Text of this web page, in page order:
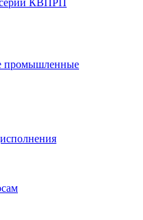
КВПРП
промышленные